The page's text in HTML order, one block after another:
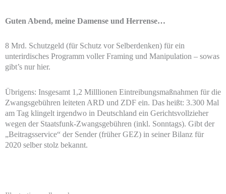
Guten Abend, meine Damense und Herrense…
8 Mrd. Schutzgeld (für Schutz vor Selberdenken) für ein
unterirdisches Programm voller Framing und Manipulation – sowas
gibt’s nur hier.
Übrigens: Insgesamt 1,2 Milllionen Eintreibungsmaßnahmen für die
Zwangsgebühren leiteten ARD und ZDF ein. Das heißt: 3.300 Mal
am Tag klingelt irgendwo in Deutschland ein Gerichtsvollzieher
wegen der Staatsfunk-Zwangsgebühren (inkl. Sonntags). Gibt der
„Beitragsservice“ der Sender (früher GEZ) in seiner Bilanz für
2020 selber stolz bekannt.